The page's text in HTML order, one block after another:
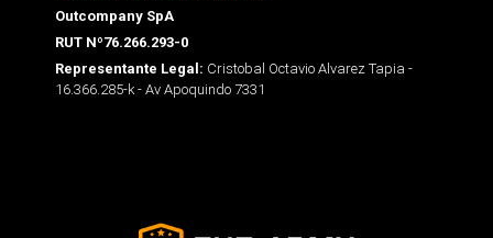
Outcompany SpA
RUT Nº76.266.293-0
Representante Legal: Cristobal Octavio Alvarez Tapia -
16.366.285-k - Av Apoquindo 7331